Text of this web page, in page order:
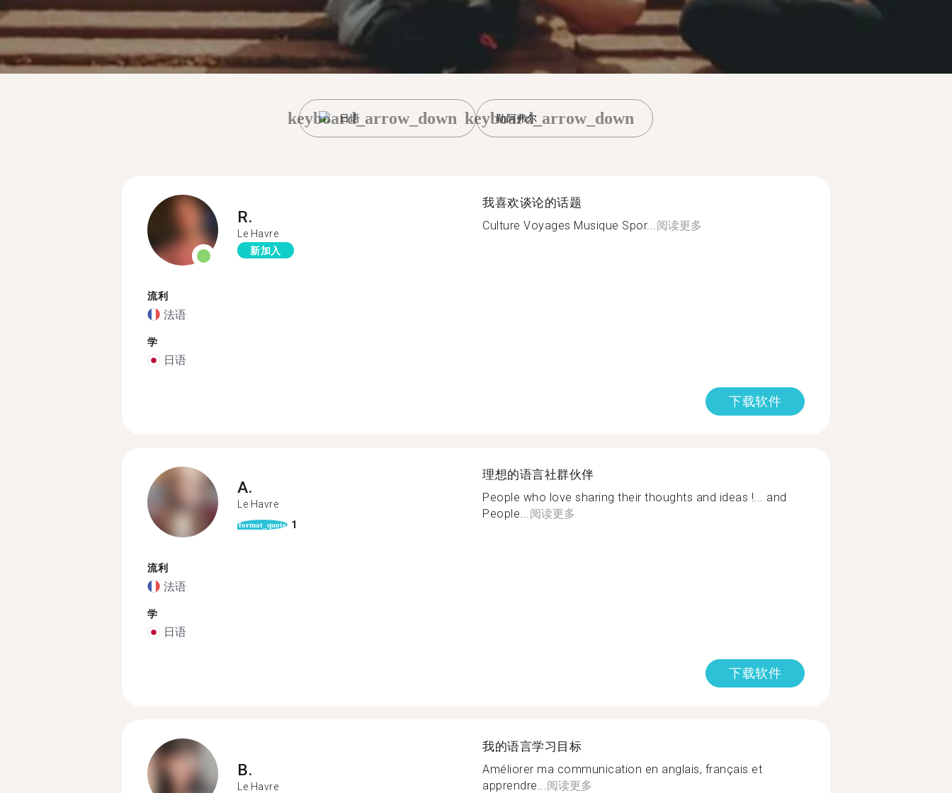
日语
keyboard_arrow_down 勒阿弗尔
keyboard_arrow_down
R.
Le Havre
新加入
流利
法语
学
日语
我喜欢谈论的话题
Culture Voyages Musique Spor...阅读更多
下载软件
A.
Le Havre
format_quote 1
流利
法语
学
日语
理想的语言社群伙伴
People who love sharing their thoughts and ideas !... and
People...阅读更多
下载软件
B.
Le Havre
我的语言学习目标
Améliorer ma communication en anglais, français et
apprendre...阅读更多